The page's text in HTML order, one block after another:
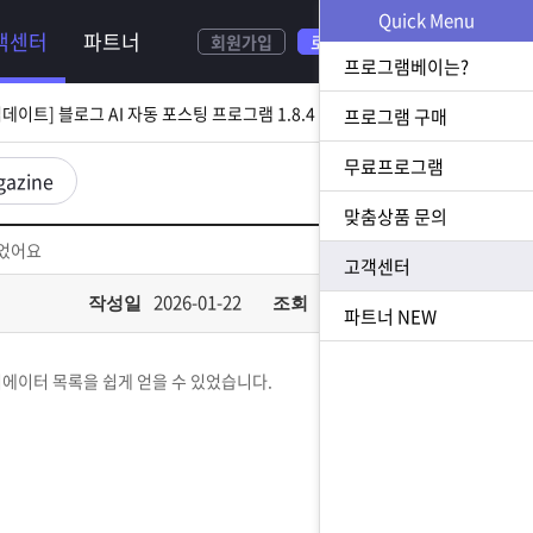
센터 파트너 회원가입 로그인
[ 2026.08.05 업데이트] 스토어 사업자 디비 추출 프로그램 1.5.9 업데이트
[ 2026.07.31 업데이트] 블로그 AI 자동 포스팅 프로그램 1.8.4 업데이트
이트] N사 쪽지 자동 발송 프로그램 1.3.0 업데이트
[ 2026.07.23 업데이트] 황금 키워드 수집 추출 프로그램 1.1.8 업데이트
어요
작성일 2026-01-22 조회
이터 목록을 쉽게 얻을 수 있었습니다.
Quick Menu
프로그램베이는?
프로그램 구매
무료프로그램
맞춤상품 문의
고객센터
파트너 NEW